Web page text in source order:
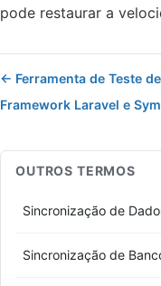
pode restaurar a
← Ferramenta de Teste
Framework Laravel e
OUTROS TERMOS
Sincronização de
Sincronização de